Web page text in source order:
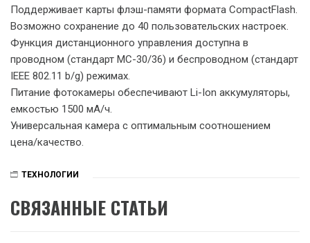
Поддерживает карты флэш-памяти формата CompactFlash.
Возможно сохранение до 40 пользовательских настроек.
Функция дистанционного управления доступна в
проводном (стандарт MC-30/36) и беспроводном (стандарт
IEEE 802.11 b/g) режимах.
Питание фотокамеры обеспечивают Li-Ion аккумуляторы,
емкостью 1500 мА/ч.
Универсальная камера с оптимальным соотношением
цена/качество.
ТЕХНОЛОГИИ
СВЯЗАННЫЕ СТАТЬИ